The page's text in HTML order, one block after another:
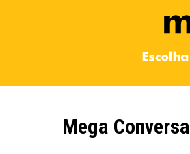
Mega Conversa